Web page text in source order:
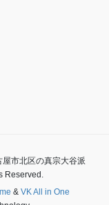
市北区の真宗大谷派
Reserved.
& VK All in One